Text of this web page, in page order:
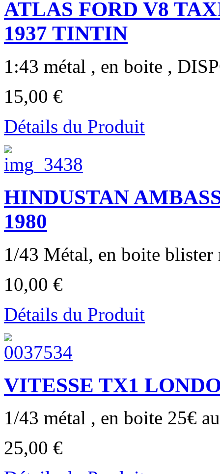
ATLAS FORD V8
1937 TINTIN
1:43 métal , en boite ,
15,00 €
Détails du Produit
HINDUSTAN
1980
1/43 Métal, en boite blister
10,00 €
Détails du Produit
VITESSE TX1
1/43 métal , en boite 25€
25,00 €